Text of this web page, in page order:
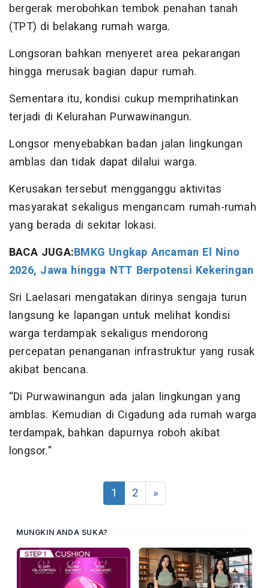
bergerak merobohkan tembok penahan tanah
(TPT) di belakang rumah warga.
Longsoran bahkan menyeret area pekarangan
hingga merusak bagian dapur rumah.
Sementara itu, kondisi cukup memprihatinkan
terjadi di Kelurahan Purwawinangun.
Longsor menyebabkan badan jalan lingkungan
amblas dan tidak dapat dilalui warga.
Kerusakan tersebut mengganggu aktivitas
masyarakat sekaligus mengancam rumah-rumah
yang berada di sekitar lokasi.
BACA JUGA:BMKG Ungkap Ancaman El Nino
2026, Jawa hingga NTT Berpotensi Kekeringan
Sri Laelasari mengatakan dirinya sengaja turun
langsung ke lapangan untuk melihat kondisi
warga terdampak sekaligus mendorong
percepatan penanganan infrastruktur yang rusak
akibat bencana.
“Di Purwawinangun ada jalan lingkungan yang
amblas. Kemudian di Cigadung ada rumah warga
terdampak, bahkan dapurnya roboh akibat
longsor."
1 2 »